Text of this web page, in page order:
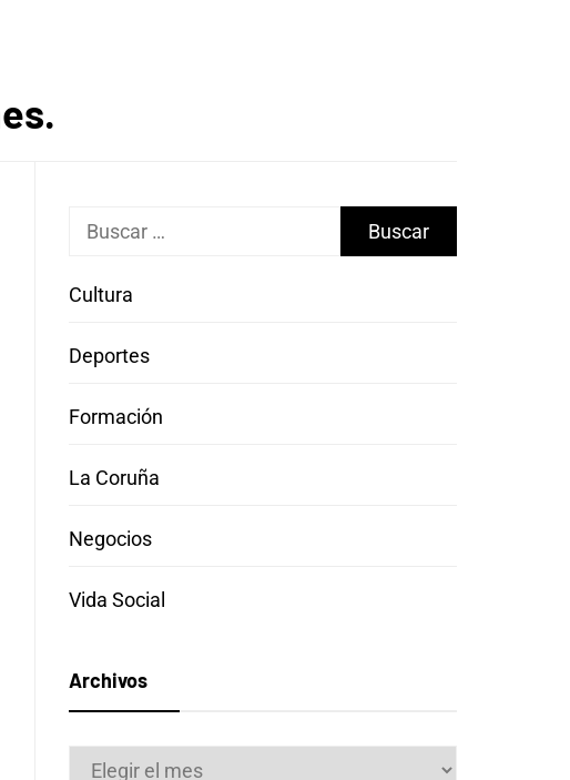
Buscar:
Cultura
Deportes
Formación
La Coruña
Negocios
Vida Social
Archivos
Archivos